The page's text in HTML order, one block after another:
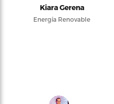
Kiara Gerena
Energía Renovable